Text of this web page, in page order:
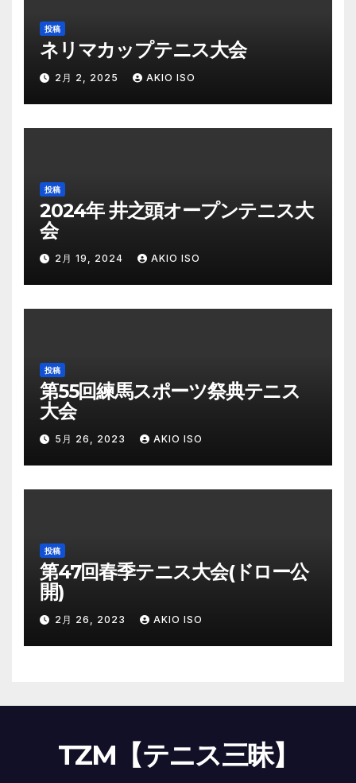
投稿
ネリマカップテニス大会
2月 2, 2025 AKIO ISO
投稿
2024年 井之頭オープンテニス大
会
2月 19, 2024 AKIO ISO
投稿
第55回練馬スポーツ祭典テニス
大会
5月 26, 2023 AKIO ISO
投稿
第47回春季テニス大会(ドロー公
開)
2月 26, 2023 AKIO ISO
TZM【テニス三昧】